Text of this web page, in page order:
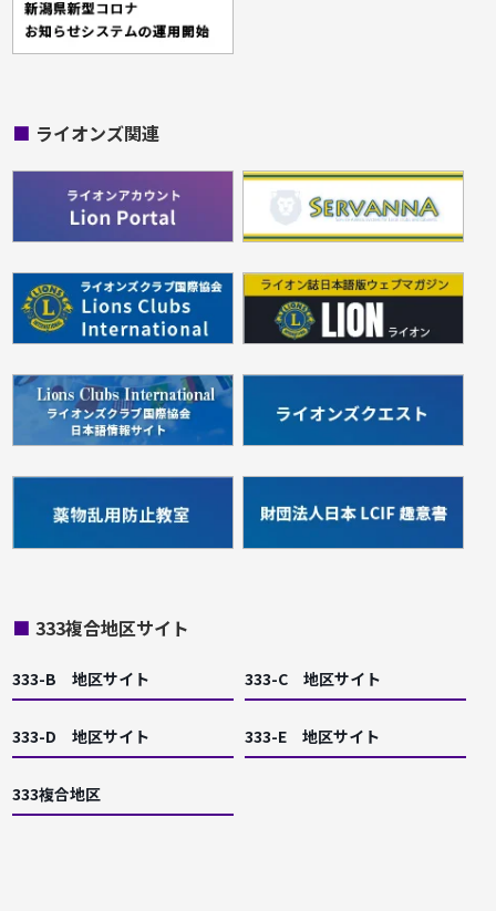
■ ライオンズ関連
■ 333複合地区サイト
333-B 地区サイト 333-C 地区サイト
333-D 地区サイト 333-E 地区サイト
333複合地区